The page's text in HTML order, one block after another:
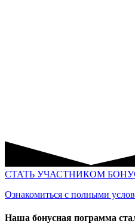
СТАТЬ УЧАСТНИКОМ
Ознакомиться с полными
Наша бонусная пограмма